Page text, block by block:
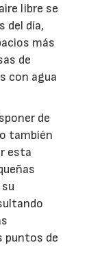
libre se
del día,
más
de
con agua
de
también
esta
puntos de